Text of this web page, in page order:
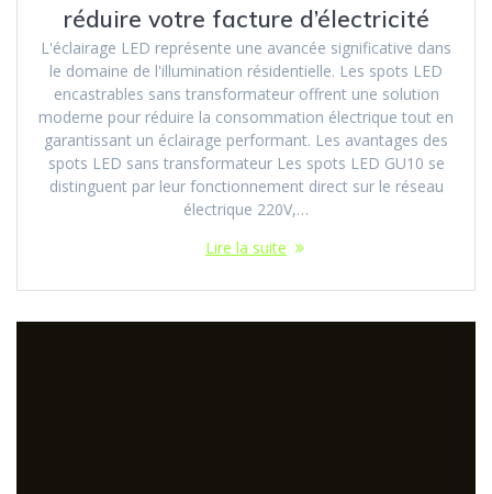
réduire votre facture d’électricité
L'éclairage LED représente une avancée significative dans
le domaine de l'illumination résidentielle. Les spots LED
encastrables sans transformateur offrent une solution
moderne pour réduire la consommation électrique tout en
garantissant un éclairage performant. Les avantages des
spots LED sans transformateur Les spots LED GU10 se
distinguent par leur fonctionnement direct sur le réseau
électrique 220V,…
Lire la suite